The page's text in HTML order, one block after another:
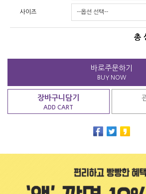
사이즈
총
바로주문하기
BUY NOW
장바구니담기
ADD CART